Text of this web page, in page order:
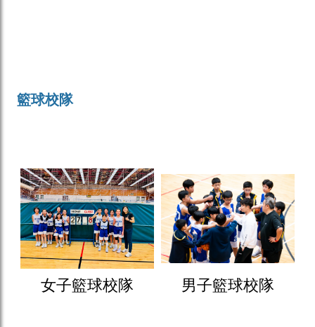
籃球校隊
女子籃球校隊 男子籃球校隊